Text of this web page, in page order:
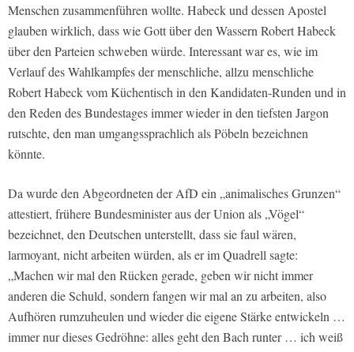
Menschen zusammenführen wollte. Habeck und dessen Apostel
glauben wirklich, dass wie Gott über den Wassern Robert Habeck
über den Parteien schweben würde. Interessant war es, wie im
Verlauf des Wahlkampfes der menschliche, allzu menschliche
Robert Habeck vom Küchentisch in den Kandidaten-Runden und in
den Reden des Bundestages immer wieder in den tiefsten Jargon
rutschte, den man umgangssprachlich als Pöbeln bezeichnen
könnte.
Da wurde den Abgeordneten der AfD ein „animalisches Grunzen“
attestiert, frühere Bundesminister aus der Union als „Vögel“
bezeichnet, den Deutschen unterstellt, dass sie faul wären,
larmoyant, nicht arbeiten würden, als er im Quadrell sagte:
„Machen wir mal den Rücken gerade, geben wir nicht immer
anderen die Schuld, sondern fangen wir mal an zu arbeiten, also
Aufhören rumzuheulen und wieder die eigene Stärke entwickeln …
immer nur dieses Gedröhne: alles geht den Bach runter … ich weiß